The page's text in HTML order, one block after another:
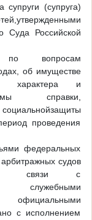
супруги (супруга)
Суда Российской
по вопросам
об имуществе
характера и
справки,
проведения
федеральных
судов
в связи с
служебными
с исполнением